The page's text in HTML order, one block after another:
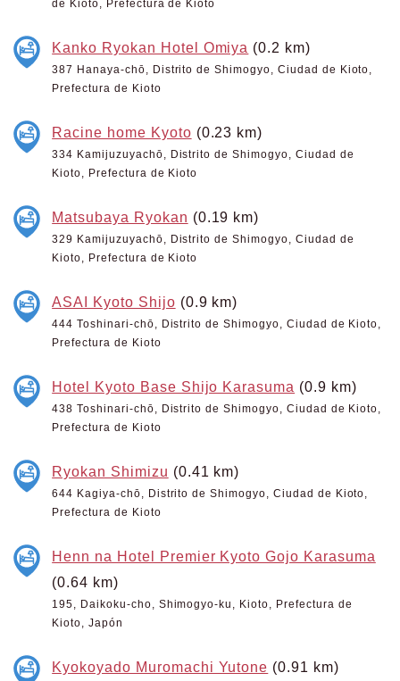
de Kioto, Prefectura de Kioto
Kanko Ryokan Hotel Omiya (0.2 km)
387 Hanaya-chō, Distrito de Shimogyo, Ciudad de Kioto,
Prefectura de Kioto
Racine home Kyoto (0.23 km)
334 Kamijuzuyachō, Distrito de Shimogyo, Ciudad de
Kioto, Prefectura de Kioto
Matsubaya Ryokan (0.19 km)
329 Kamijuzuyachō, Distrito de Shimogyo, Ciudad de
Kioto, Prefectura de Kioto
ASAI Kyoto Shijo (0.9 km)
444 Toshinari-chō, Distrito de Shimogyo, Ciudad de Kioto,
Prefectura de Kioto
Hotel Kyoto Base Shijo Karasuma (0.9 km)
438 Toshinari-chō, Distrito de Shimogyo, Ciudad de Kioto,
Prefectura de Kioto
Ryokan Shimizu (0.41 km)
644 Kagiya-chō, Distrito de Shimogyo, Ciudad de Kioto,
Prefectura de Kioto
Henn na Hotel Premier Kyoto Gojo Karasuma
(0.64 km)
195, Daikoku-cho, Shimogyo-ku, Kioto, Prefectura de
Kioto, Japón
Kyokoyado Muromachi Yutone (0.91 km)